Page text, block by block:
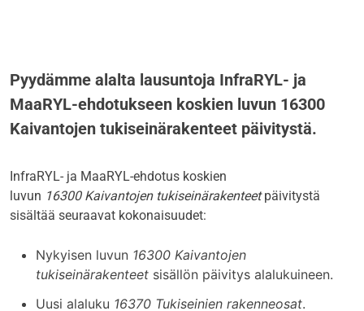
Pyydämme alalta lausuntoja InfraRYL- ja
MaaRYL-ehdotukseen koskien luvun 16300
Kaivantojen tukiseinärakenteet päivitystä.
InfraRYL- ja MaaRYL-ehdotus koskien
luvun 16300 Kaivantojen tukiseinärakenteetpäivitystä
sisältää seuraavat kokonaisuudet:
Nykyisen luvun 16300 Kaivantojen
tukiseinärakenteet sisällön päivitys alalukuineen.
Uusi alaluku 16370 Tukiseinien rakenneosat.